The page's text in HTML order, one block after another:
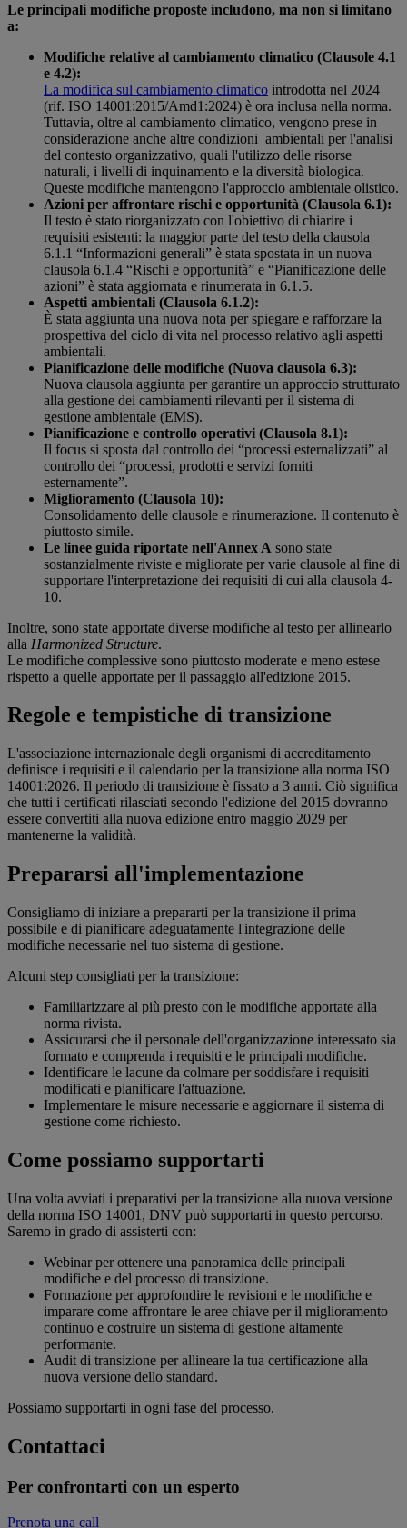
Le principali modifiche proposte includono, ma non si limitano
a:
Modifiche relative al cambiamento climatico (Clausole 4.1
e 4.2):
La modifica sul cambiamento climatico introdotta nel 2024
(rif. ISO 14001:2015/Amd1:2024) è ora inclusa nella norma.
Tuttavia, oltre al cambiamento climatico, vengono prese in
considerazione anche altre condizioni ambientali per l'analisi
del contesto organizzativo, quali l'utilizzo delle risorse
naturali, i livelli di inquinamento e la diversità biologica.
Queste modifiche mantengono l'approccio ambientale olistico.
Azioni per affrontare rischi e opportunità (Clausola 6.1):
Il testo è stato riorganizzato con l'obiettivo di chiarire i
requisiti esistenti: la maggior parte del testo della clausola
6.1.1 “Informazioni generali” è stata spostata in un nuova
clausola 6.1.4 “Rischi e opportunità” e “Pianificazione delle
azioni” è stata aggiornata e rinumerata in 6.1.5.
Aspetti ambientali (Clausola 6.1.2):
È stata aggiunta una nuova nota per spiegare e rafforzare la
prospettiva del ciclo di vita nel processo relativo agli aspetti
ambientali.
Pianificazione delle modifiche (Nuova clausola 6.3):
Nuova clausola aggiunta per garantire un approccio strutturato
alla gestione dei cambiamenti rilevanti per il sistema di
gestione ambientale (EMS).
Pianificazione e controllo operativi (Clausola 8.1):
Il focus si sposta dal controllo dei “processi esternalizzati” al
controllo dei “processi, prodotti e servizi forniti
esternamente”.
Miglioramento (Clausola 10):
Consolidamento delle clausole e rinumerazione. Il contenuto è
piuttosto simile.
Le linee guida riportate nell'Annex A sono state
sostanzialmente riviste e migliorate per varie clausole al fine di
supportare l'interpretazione dei requisiti di cui alla clausola 4-
10.
Inoltre, sono state apportate diverse modifiche al testo per allinearlo
alla Harmonized Structure.
Le modifiche complessive sono piuttosto moderate e meno estese
rispetto a quelle apportate per il passaggio all'edizione 2015.
Regole e tempistiche di transizione
L'associazione internazionale degli organismi di accreditamento
definisce i requisiti e il calendario per la transizione alla norma ISO
14001:2026. Il periodo di transizione è fissato a 3 anni. Ciò significa
che tutti i certificati rilasciati secondo l'edizione del 2015 dovranno
essere convertiti alla nuova edizione entro maggio 2029 per
mantenerne la validità.
Prepararsi all'implementazione
Consigliamo di iniziare a prepararti per la transizione il prima
possibile e di pianificare adeguatamente l'integrazione delle
modifiche necessarie nel tuo sistema di gestione.
Alcuni step consigliati per la transizione:
Familiarizzare al più presto con le modifiche apportate alla
norma rivista.
Assicurarsi che il personale dell'organizzazione interessato sia
formato e comprenda i requisiti e le principali modifiche.
Identificare le lacune da colmare per soddisfare i requisiti
modificati e pianificare l'attuazione.
Implementare le misure necessarie e aggiornare il sistema di
gestione come richiesto.
Come possiamo supportarti
Una volta avviati i preparativi per la transizione alla nuova versione
della norma ISO 14001, DNV può supportarti in questo percorso.
Saremo in grado di assisterti con:
Webinar per ottenere una panoramica delle principali
modifiche e del processo di transizione.
Formazione per approfondire le revisioni e le modifiche e
imparare come affrontare le aree chiave per il miglioramento
continuo e costruire un sistema di gestione altamente
performante.
Audit di transizione per allineare la tua certificazione alla
nuova versione dello standard.
Possiamo supportarti in ogni fase del processo.
Contattaci
Per confrontarti con un esperto
Prenota una call